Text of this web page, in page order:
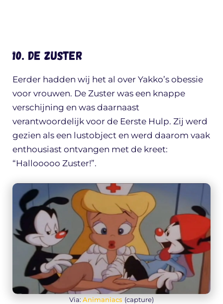
10. De Zuster
Eerder hadden wij het al over Yakko’s obessie
voor vrouwen. De Zuster was een knappe
verschijning en was daarnaast
verantwoordelijk voor de Eerste Hulp. Zij werd
gezien als een lustobject en werd daarom vaak
enthousiast ontvangen met de kreet:
“Hallooooo Zuster!”.
Via: Animaniacs (capture)